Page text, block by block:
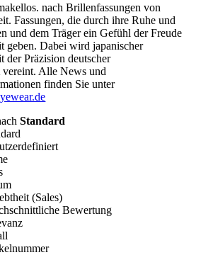
nach Brillenfassungen von
Fassungen, die durch ihre Ruhe und
und dem Träger ein Gefühl der Freude
geben. Dabei wird japanischer
der Präzision deutscher
Alle News und
finden Sie unter
Standard
(Sales)
Bewertung